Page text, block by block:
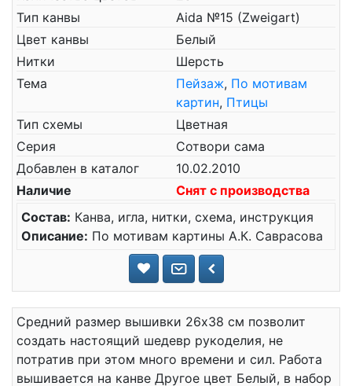
Тип канвы
Aida №15 (Zweigart)
Цвет канвы
Белый
Нитки
Шерсть
Тема
Пейзаж, По мотивам
картин, Птицы
Тип схемы
Цветная
Серия
Сотвори сама
Добавлен в каталог
10.02.2010
Наличие
Снят с производства
Состав: Канва, игла, нитки, схема, инструкция
Описание: По мотивам картины А.К. Саврасова
Средний размер вышивки 26x38 см позволит
создать настоящий шедевр рукоделия, не
потратив при этом много времени и сил. Работа
вышивается на канве Другое цвет Белый, в набор